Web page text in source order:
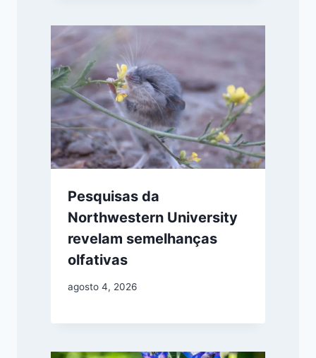
Pesquisas da
Northwestern University
revelam semelhanças
olfativas
agosto 4, 2026